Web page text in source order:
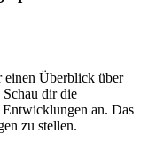
einen Überblick über
dir die
an. Das
zu stellen.